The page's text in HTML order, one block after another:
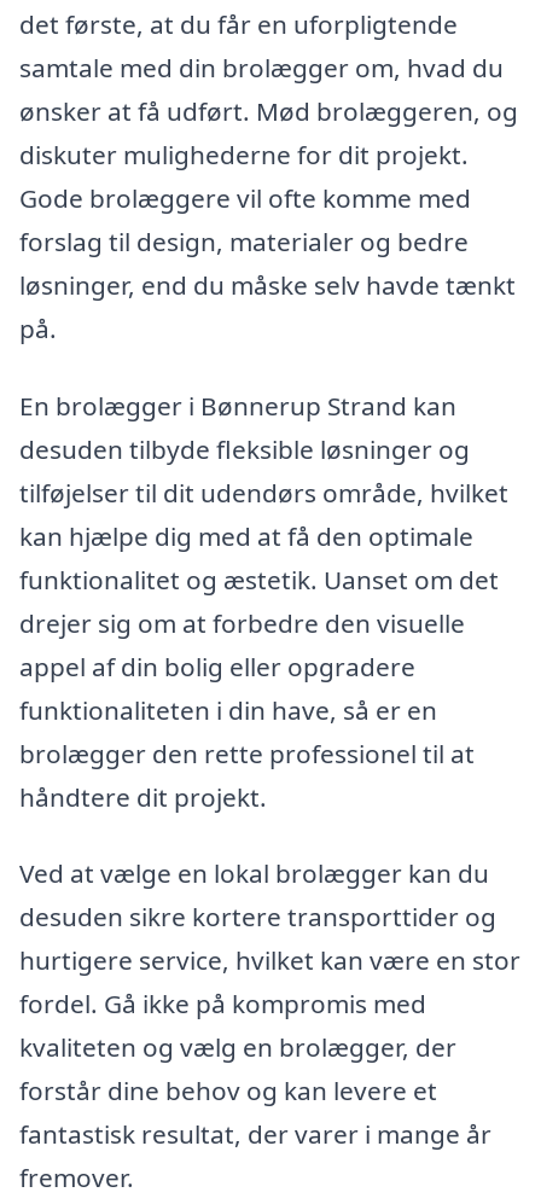
det første, at du får en uforpligtende
samtale med din brolægger om, hvad du
ønsker at få udført. Mød brolæggeren, og
diskuter mulighederne for dit projekt.
Gode brolæggere vil ofte komme med
forslag til design, materialer og bedre
løsninger, end du måske selv havde tænkt
på.
En brolægger i Bønnerup Strand kan
desuden tilbyde fleksible løsninger og
tilføjelser til dit udendørs område, hvilket
kan hjælpe dig med at få den optimale
funktionalitet og æstetik. Uanset om det
drejer sig om at forbedre den visuelle
appel af din bolig eller opgradere
funktionaliteten i din have, så er en
brolægger den rette professionel til at
håndtere dit projekt.
Ved at vælge en lokal brolægger kan du
desuden sikre kortere transporttider og
hurtigere service, hvilket kan være en stor
fordel. Gå ikke på kompromis med
kvaliteten og vælg en brolægger, der
forstår dine behov og kan levere et
fantastisk resultat, der varer i mange år
fremover.